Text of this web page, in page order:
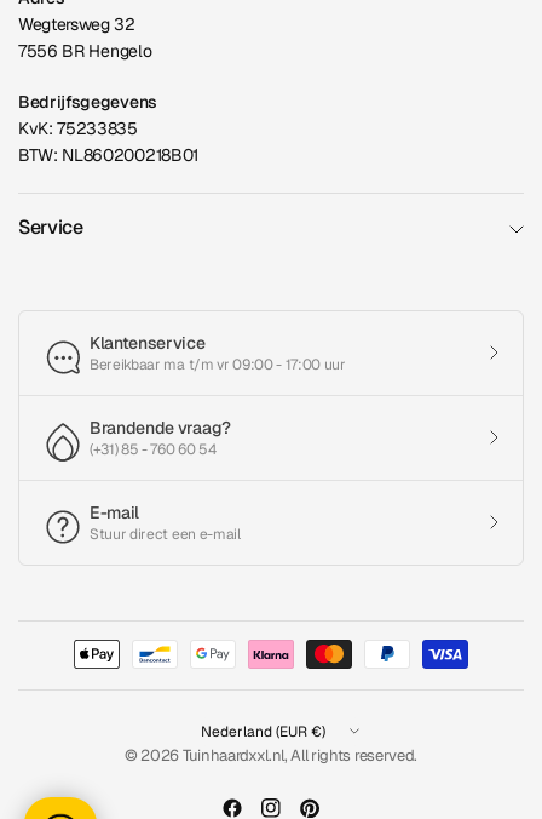
Wegtersweg 32
7556 BR Hengelo
Bedrijfsgegevens
KvK: 75233835
BTW: NL860200218B01
Service
Klantenservice
Bereikbaar ma t/m vr 09:00 - 17:00 uur
Brandende vraag?
(+31) 85 - 760 60 54
E-mail
Stuur direct een e-mail
Land/regio
bijwerken
© 2026 Tuinhaardxxl.nl, All rights reserved.